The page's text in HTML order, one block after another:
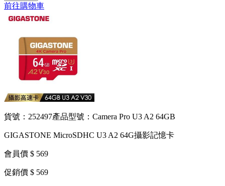
前往購物車
貨號：252497產品型號：Camera Pro U3 A2 64GB
GIGASTONE MicroSDHC U3 A2 64G攝影記憶卡
會員價 $ 569
促銷價 $ 569